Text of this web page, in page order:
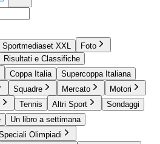
Sportmediaset XXL
Foto
Risultati e Classifiche
Coppa Italia
Supercoppa Italiana
Squadre Mercato
Motori
Tennis Altri Sport
Sondaggi
Un libro a settimana
Olimpiadi